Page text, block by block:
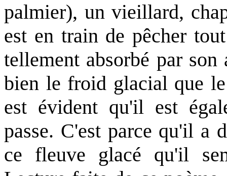
palmier), un vieillard,
est en train de pêcher
tellement absorbé par
bien le froid glacial que
est évident qu'il est
passe. C'est parce qu'il a
ce fleuve glacé qu'il